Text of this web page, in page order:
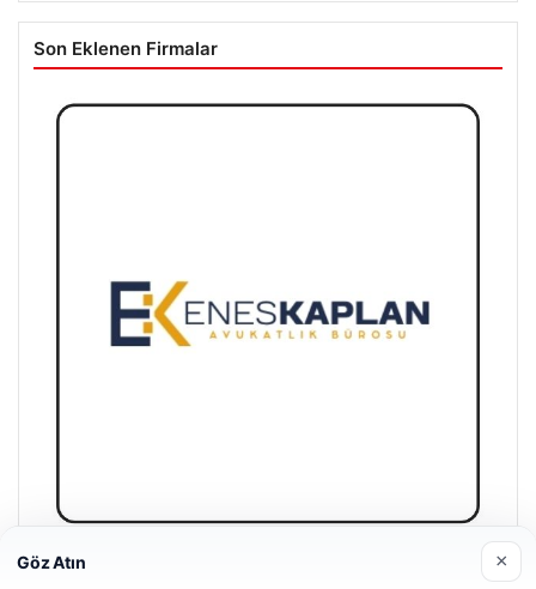
Son Eklenen Firmalar
Enes Kaplan Avukatlık Bürosu
Göz Atın ×